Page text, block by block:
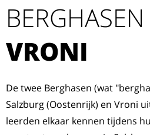
BERGHASEN
VRONI
De twee Berghasen (wat
Salzburg (Oostenrijk) en Vroni
leerden elkaar kennen tijdens